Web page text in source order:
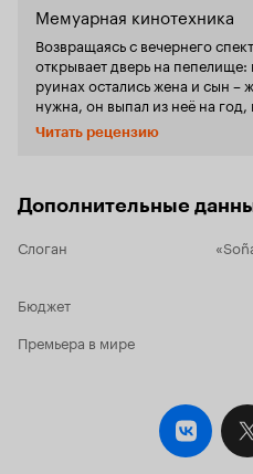
Мемуарная кинотехника
Возвращаясь с вечернего спектакля, актёр
открывает дверь на
руинах остались жена и сын –
нужна, он выпал из неё на год, вернувшись к
театру из скитаний по разным
комичный дуэт своего давнего
Испания лежит под Франко,
диверсий подпольных групп.
Неблагонадёжного Хорхе берут под надзор, но
сам актёр довольствуется
со сцены куплеты про фашистскую власть,
беседами со стариной Энрике, с
подверстал хронику военных
словесный портрет
каудильо – Франко,
доморощенных провокаторов
Читать рецензию
Дополнительные
Слоган
Бюджет
Премьера в мире